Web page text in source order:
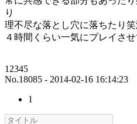
り
理不尽な落とし穴に落ちたり
４時間くらい一気にプレイさせ
12345
No.18085 - 2014-02-16 16:14:23
1